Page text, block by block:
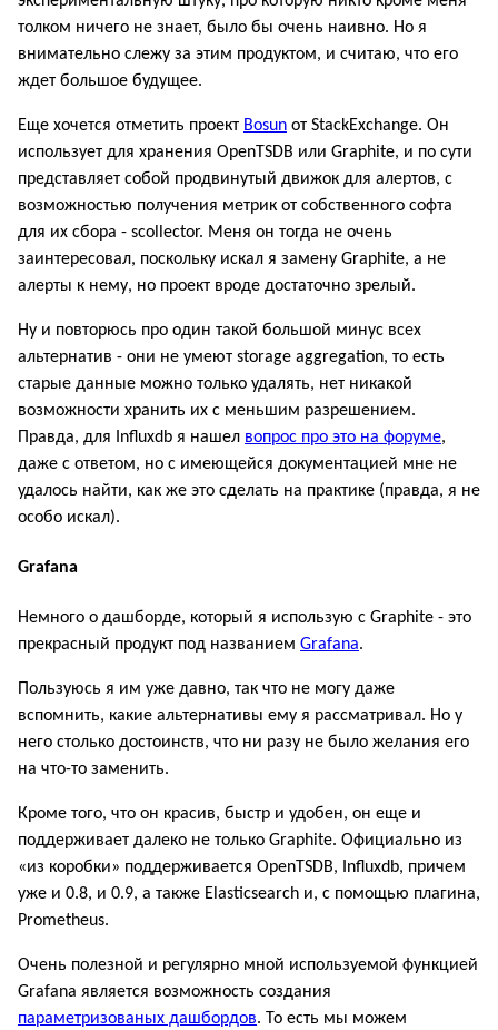
толком ничего не знает, было бы очень наивно. Но я
внимательно слежу за этим продуктом, и считаю, что его
ждет большое будущее.
Еще хочется отметить проект Bosun от StackExchange. Он
использует для хранения OpenTSDB или Graphite, и по сути
представляет собой продвинутый движок для алертов, с
возможностью получения метрик от собственного софта
для их сбора - scollector. Меня он тогда не очень
заинтересовал, поскольку искал я замену Graphite, а не
алерты к нему, но проект вроде достаточно зрелый.
Ну и повторюсь про один такой большой минус всех
альтернатив - они не умеют storage aggregation, то есть
старые данные можно только удалять, нет никакой
возможности хранить их с меньшим разрешением.
Правда, для Influxdb я нашел вопрос про это на форуме,
даже с ответом, но с имеющейся документацией мне не
удалось найти, как же это сделать на практике (правда, я не
особо искал).
Grafana
Немного о дашборде, который я использую с Graphite - это
прекрасный продукт под названием Grafana.
Пользуюсь я им уже давно, так что не могу даже
вспомнить, какие альтернативы ему я рассматривал. Но у
него столько достоинств, что ни разу не было желания его
на что-то заменить.
Кроме того, что он красив, быстр и удобен, он еще и
поддерживает далеко не только Graphite. Официально из
«из коробки» поддерживается OpenTSDB, Influxdb, причем
уже и 0.8, и 0.9, а также Elasticsearch и, с помощью плагина,
Prometheus.
Очень полезной и регулярно мной используемой функцией
Grafana является возможность создания
параметризованых дашбордов. То есть мы можем